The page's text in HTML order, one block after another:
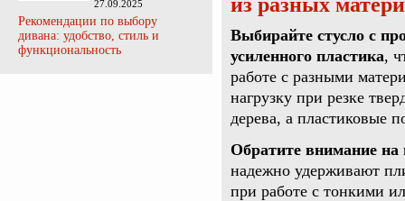
27.09.2025
Рекомендации по выбору
дивана: удобство, стиль и
функциональность
Выбирайте стусло с
усиленного пластика,
работе с разными
нагрузку при резке
дерева, а пластиковые
Обратите внимание
надежно удерживают
при работе с тонкими